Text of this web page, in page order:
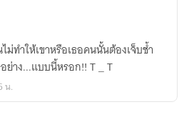
ม่ทำให้เขาหรือเธอคนนั้นต้องเจ็บช้ำ
ย่าง...แบบนี้หรอก!! T _ T
น.